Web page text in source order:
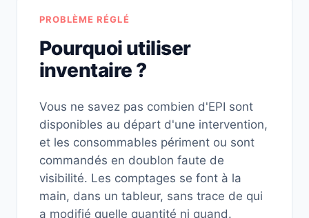
PROBLÈME RÉGLÉ
Pourquoi utiliser
inventaire ?
Vous ne savez pas combien d'EPI sont
disponibles au départ d'une intervention,
et les consommables périment ou sont
commandés en doublon faute de
visibilité. Les comptages se font à la
main, dans un tableur, sans trace de qui
a modifié quelle quantité ni quand.